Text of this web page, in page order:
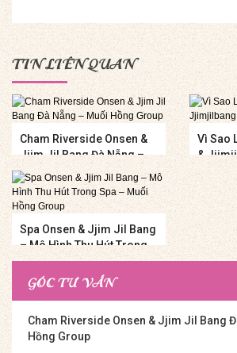
TIN LIÊN QUAN
Cham Riverside Onsen &
Jjim Jil Bang Đà Nẵng –
Muối Hồng Group
Vì Sao
&
Hồng
Spa Onsen & Jjim Jil Bang
– Mô Hình Thu Hút Trong
Spa – Muối Hồng Group
GÓC TƯ VẤN
Cham Riverside Onsen & Jjim Jil Bang
Hồng Group